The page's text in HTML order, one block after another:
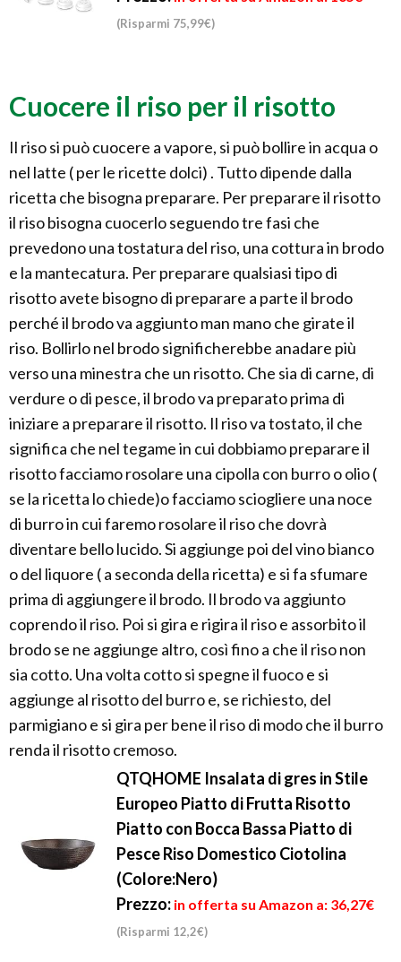
(Risparmi 75,99€)
Cuocere il riso per il risotto
Il riso si può cuocere a vapore, si può bollire in acqua o
nel latte ( per le ricette dolci) . Tutto dipende dalla
ricetta che bisogna preparare. Per preparare il risotto
il riso bisogna cuocerlo seguendo tre fasi che
prevedono una tostatura del riso, una cottura in brodo
e la mantecatura. Per preparare qualsiasi tipo di
risotto avete bisogno di preparare a parte il brodo
perché il brodo va aggiunto man mano che girate il
riso. Bollirlo nel brodo significherebbe anadare più
verso una minestra che un risotto. Che sia di carne, di
verdure o di pesce, il brodo va preparato prima di
iniziare a preparare il risotto. Il riso va tostato, il che
significa che nel tegame in cui dobbiamo preparare il
risotto facciamo rosolare una cipolla con burro o olio (
se la ricetta lo chiede)o facciamo sciogliere una noce
di burro in cui faremo rosolare il riso che dovrà
diventare bello lucido. Si aggiunge poi del vino bianco
o del liquore ( a seconda della ricetta) e si fa sfumare
prima di aggiungere il brodo. Il brodo va aggiunto
coprendo il riso. Poi si gira e rigira il riso e assorbito il
brodo se ne aggiunge altro, così fino a che il riso non
sia cotto. Una volta cotto si spegne il fuoco e si
aggiunge al risotto del burro e, se richiesto, del
parmigiano e si gira per bene il riso di modo che il burro
renda il risotto cremoso.
QTQHOME Insalata di gres in Stile
Europeo Piatto di Frutta Risotto
Piatto con Bocca Bassa Piatto di
Pesce Riso Domestico Ciotolina
(Colore:Nero)
Prezzo: in offerta su Amazon a: 36,27€
(Risparmi 12,2€)